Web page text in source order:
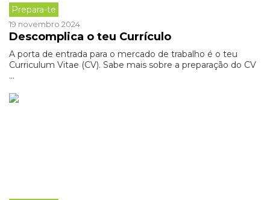
Prepara-te
19 novembro 2024
Descomplica o teu Currículo
A porta de entrada para o mercado de trabalho é o teu
Curriculum Vitae (CV). Sabe mais sobre a preparação do CV
...